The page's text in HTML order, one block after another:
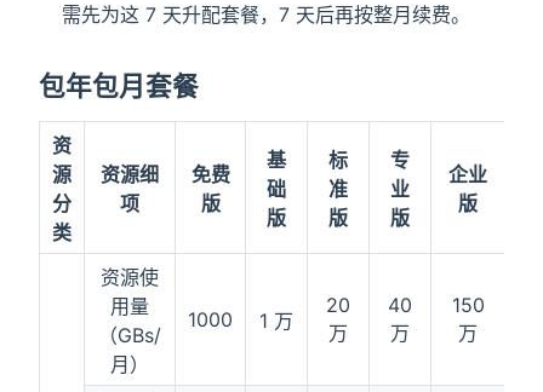
需先为这 7 天升配套餐，7 天后再按整月续费。
包年包月套餐
资
源
分
类
资源细
项
免费
版
基
础
版
标
准
版
专
业
版
企业
版
资源使
用量
（GBs/
月）
1000 1 万
20
万
40
万
150
万